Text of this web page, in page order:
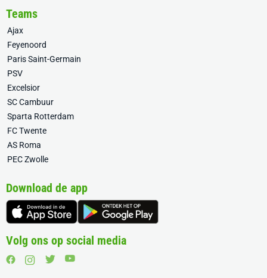
Teams
Ajax
Feyenoord
Paris Saint-Germain
PSV
Excelsior
SC Cambuur
Sparta Rotterdam
FC Twente
AS Roma
PEC Zwolle
Download de app
Volg ons op social media